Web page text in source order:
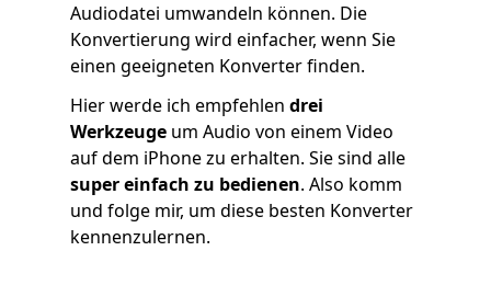
Audiodatei umwandeln können. Die
Konvertierung wird einfacher, wenn Sie
einen geeigneten Konverter finden.
Hier werde ich empfehlen drei
Werkzeuge um Audio von einem Video
auf dem iPhone zu erhalten. Sie sind alle
super einfach zu bedienen. Also komm
und folge mir, um diese besten Konverter
kennenzulernen.